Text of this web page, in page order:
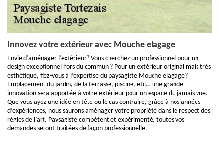
Innovez votre extérieur avec Mouche elagage
Envie d’aménager l’extérieur? Vous cherchez un professionnel pour un
design exceptionnel hors du commun ? Pour un extérieur original mais très
esthétique, fiez-vous à l’expertise du paysagiste Mouche elagage?
Emplacement du jardin, de la terrasse, piscine, etc… une grande
innovation sera apportée à votre extérieur pour un espace du jamais vue.
Que vous ayez une idée en tête ou le cas contraire, grâce à nos années
d’expériences, nous saurons aménager votre propriété dans le respect des
règles de l’art. Paysagiste compétent et expérimenté, toutes vos
demandes seront traitées de façon professionnelle.